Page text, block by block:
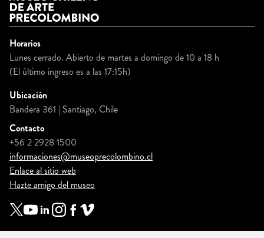
Horarios
Lunes cerrado. Abierto de martes a domingo de 10 a 18 h
(El último ingreso es a las 17:15h)
Ubicación
Bandera 361 | Santiago, Chile
Contacto
+56 2 2928 1500
informaciones@museoprecolombino.cl
Enlace al sitio web
Hazte amigo del museo